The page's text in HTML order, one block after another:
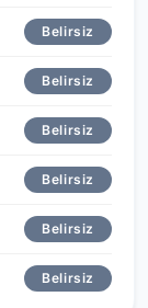
Belirsiz
Belirsiz
Belirsiz
Belirsiz
Belirsiz
Belirsiz